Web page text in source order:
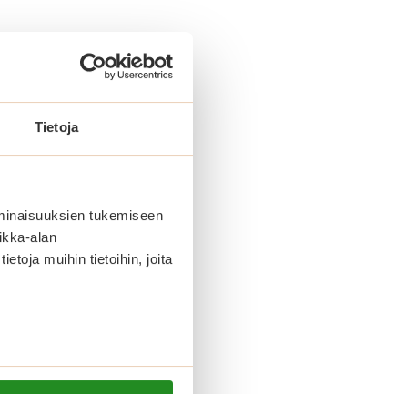
Tietoja
tukemiseen
alan
muihin tietoihin, joita
saunassa, ja
apua ja